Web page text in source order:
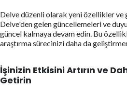
Delve düzenli olarak yeni özellikler ve
Delve'den gelen güncellemeleri ve
güncel kalmaya devam edin. Bu
araştırma sürecinizi daha da
İşinizin Etkisini Artırın ve
Getirin